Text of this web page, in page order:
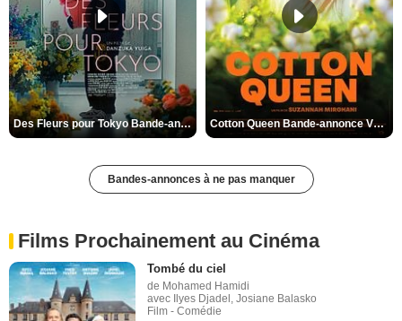
Des Fleurs pour Tokyo Bande-annonce VO STFR Cotton Queen Bande-annonce VO STFR
Bandes-annonces à ne pas manquer
Films Prochainement au Cinéma
Tombé du ciel
de Mohamed Hamidi
avec Ilyes Djadel, Josiane Balasko
Film - Comédie